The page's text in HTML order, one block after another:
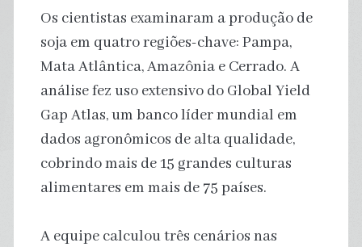
Os cientistas examinaram a produção de
soja em quatro regiões-chave: Pampa,
Mata Atlântica, Amazônia e Cerrado. A
análise fez uso extensivo do Global Yield
Gap Atlas, um banco líder mundial em
dados agronômicos de alta qualidade,
cobrindo mais de 15 grandes culturas
alimentares em mais de 75 países.
A equipe calculou três cenários nas